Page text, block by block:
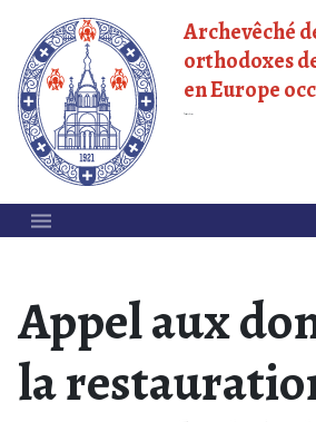
Archevêché
orthodoxes
en Europe
Appel aux
la